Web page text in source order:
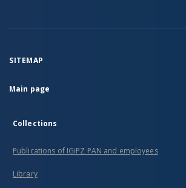
SITEMAP
Main page
Collections
Publications of IGiPZ PAN and employees
Library